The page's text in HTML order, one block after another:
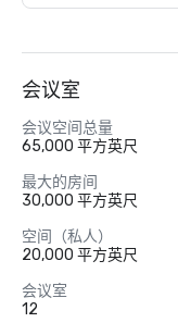
会议室
会议空间总量
65,000 平方英尺
最大的房间
30,000 平方英尺
空间（私人）
20,000 平方英尺
会议室
12